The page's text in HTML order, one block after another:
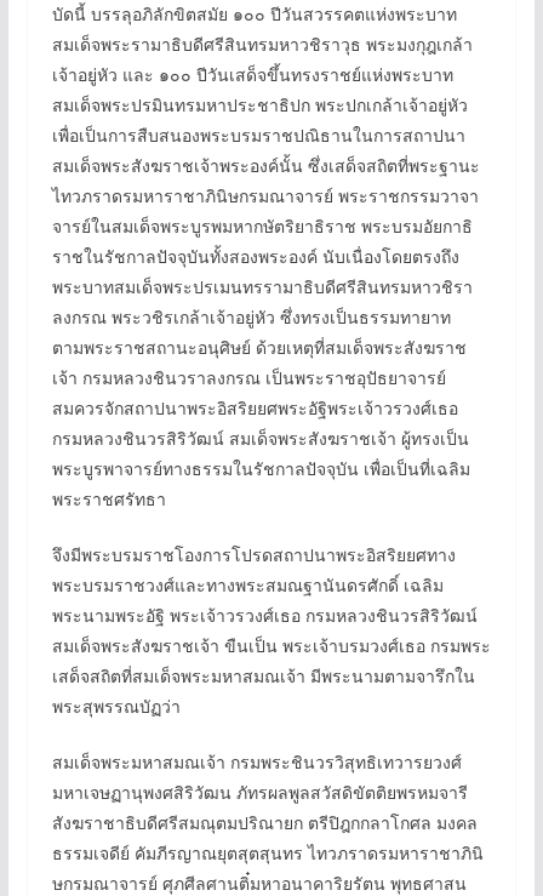
บัดนี้ บรรลุอภิลักขิตสมัย ๑๐๐ ปีวันสวรรคตแห่งพระบาท
สมเด็จพระรามาธิบดีศรีสินทรมหาวชิราวุธ พระมงกุฎเกล้า
เจ้าอยู่หัว และ ๑๐๐ ปีวันเสด็จขึ้นทรงราชย์แห่งพระบาท
สมเด็จพระปรมินทรมหาประชาธิปก พระปกเกล้าเจ้าอยู่หัว
เพื่อเป็นการสืบสนองพระบรมราชปณิธานในการสถาปนา
สมเด็จพระสังฆราชเจ้าพระองค์นั้น ซึ่งเสด็จสถิตที่พระฐานะ
ไทวภราดรมหาราชาภินิษกรมณาจารย์ พระราชกรรมวาจา
จารย์ในสมเด็จพระบูรพมหากษัตริยาธิราช พระบรมอัยกาธิ
ราชในรัชกาลปัจจุบันทั้งสองพระองค์ นับเนื่องโดยตรงถึง
พระบาทสมเด็จพระปรเมนทรรามาธิบดีศรีสินทรมหาวชิรา
ลงกรณ พระวชิรเกล้าเจ้าอยู่หัว ซึ่งทรงเป็นธรรมทายาท
ตามพระราชสถานะอนุศิษย์ ด้วยเหตุที่สมเด็จพระสังฆราช
เจ้า กรมหลวงชินวราลงกรณ เป็นพระราชอุปัธยาจารย์
สมควรจักสถาปนาพระอิสริยยศพระอัฐิพระเจ้าวรวงศ์เธอ
กรมหลวงชินวรสิริวัฒน์ สมเด็จพระสังฆราชเจ้า ผู้ทรงเป็น
พระบูรพาจารย์ทางธรรมในรัชกาลปัจจุบัน เพื่อเป็นที่เฉลิม
พระราชศรัทธา
จึงมีพระบรมราชโองการโปรดสถาปนาพระอิสริยยศทาง
พระบรมราชวงศ์และทางพระสมณฐานันดรศักดิ์ เฉลิม
พระนามพระอัฐิ พระเจ้าวรวงศ์เธอ กรมหลวงชินวรสิริวัฒน์
สมเด็จพระสังฆราชเจ้า ขืนเป็น พระเจ้าบรมวงศ์เธอ กรมพระ
เสด็จสถิตที่สมเด็จพระมหาสมณเจ้า มีพระนามตามจารึกใน
พระสุพรรณบัฏว่า
สมเด็จพระมหาสมณเจ้า กรมพระชินวรวิสุทธิเทวารยวงศ์
มหาเจษฏานุพงศสิริวัฒน ภัทรผลพูลสวัสดิขัตติยพรหมจารี
สังฆราชาธิบดีศรีสมณุตมปริณายก ตรีปิฎกกลาโกศล มงคล
ธรรมเจดีย์ คัมภีรญาณยุตสุตสุนทร ไทวภราดรมหาราชาภินิ
ษกรมณาจารย์ ศุภศีลศานติ๋มหาอนาคาริยรัตน พุทธศาสน